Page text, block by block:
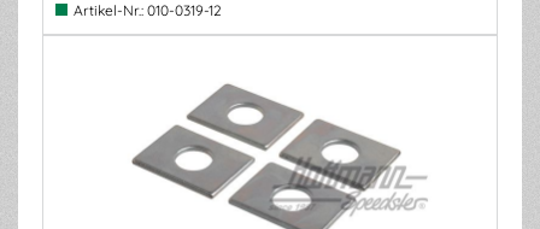
Artikel-Nr.: 010-0319-12